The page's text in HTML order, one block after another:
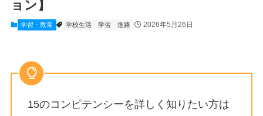
ョン】
学習・教育 学校生活 学習 進路 2026年5月26日
15のコンピテンシーを詳しく知りたい方は